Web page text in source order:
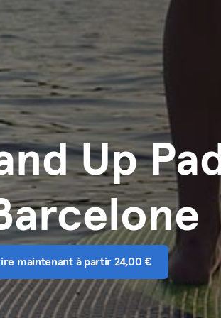
Up
maintenant à partir 24,00 €